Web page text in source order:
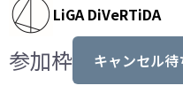
LiGA DiVeRTiDA
参加枠 キャンセル待